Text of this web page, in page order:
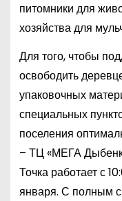
питомники для
хозяйства для
Для того, чтобы
освободить
упаковочных
специальных
поселения
– ТЦ «МЕГА
Точка работает с
января. С полным